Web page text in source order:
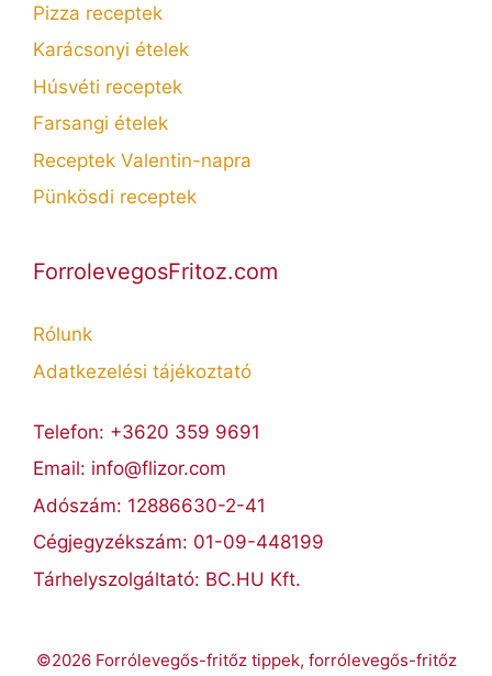
Pizza receptek
Karácsonyi ételek
Húsvéti receptek
Farsangi ételek
Receptek Valentin-napra
Pünkösdi receptek
ForrolevegosFritoz.com
Rólunk
Adatkezelési tájékoztató
Telefon: +3620 359 9691
Email: info@flizor.com
Adószám: 12886630-2-41
Cégjegyzékszám: 01-09-448199
Tárhelyszolgáltató: BC.HU Kft.
©2026 Forrólevegős-fritőz tippek, forrólevegős-fritőz